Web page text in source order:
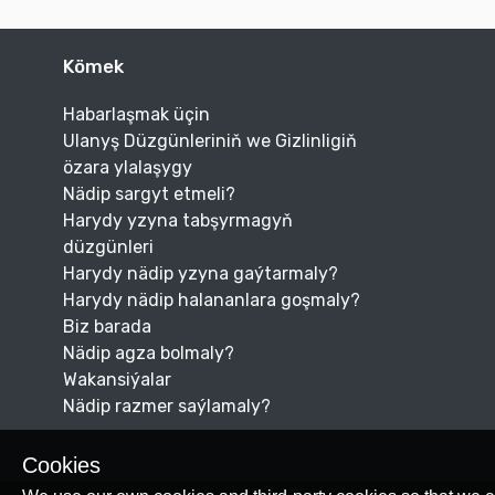
Cookies
Kömek
Habarlaşmak üçin
Ulanyş Düzgünleriniň we Gizlinligiň
özara ylalaşygy
Nädip sargyt etmeli?
Harydy yzyna tabşyrmagyň
düzgünleri
Harydy nädip yzyna gaýtarmaly?
Harydy nädip halananlara goşmaly?
Biz barada
Nädip agza bolmaly?
Wakansiýalar
Nädip razmer saýlamaly?